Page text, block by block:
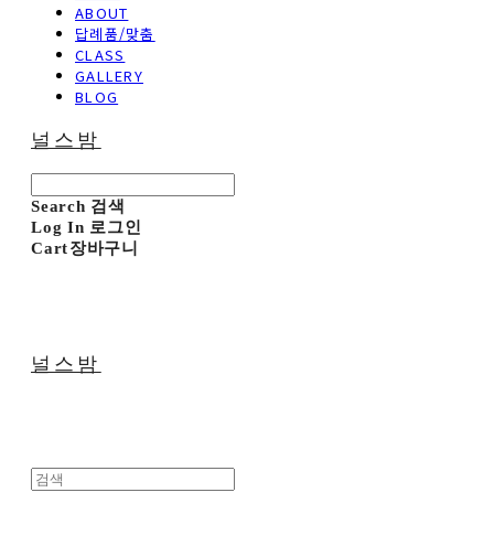
ABOUT
답례품/맞춤
CLASS
GALLERY
BLOG
널스밤
Search 검색
Log In 로그인
Cart장바구니
널스밤